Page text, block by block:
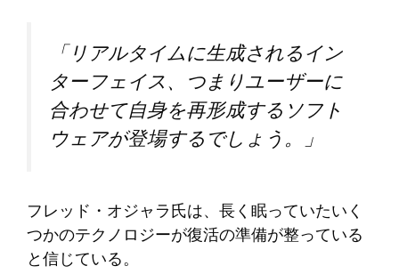
「リアルタイムに生成されるイン
ターフェイス、つまりユーザーに
合わせて自身を再形成するソフト
ウェアが登場するでしょう。」
フレッド・オジャラ氏は、長く眠っていたいく
つかのテクノロジーが復活の準備が整っている
と信じている。